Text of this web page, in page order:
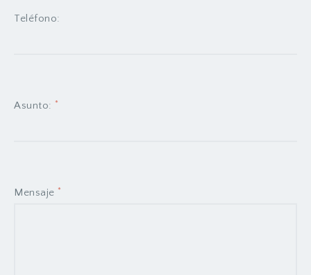
Teléfono:
Asunto: *
Mensaje *